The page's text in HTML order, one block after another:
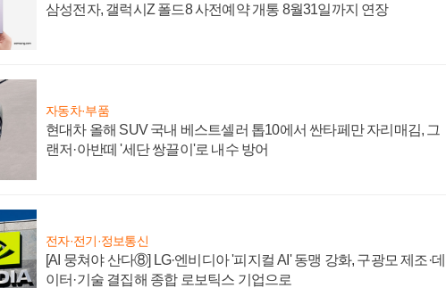
삼성전자, 갤럭시Z 폴드8 사전예약 개통 8월31일까지 연장
자동차·부품
현대차 올해 SUV 국내 베스트셀러 톱10에서 싼타페만 자리매김, 그
랜저·아반떼 '세단 쌍끌이'로 내수 방어
전자·전기·정보통신
[AI 뭉쳐야 산다⑧] LG·엔비디아 '피지컬 AI' 동맹 강화, 구광모 제조·데
이터·기술 결집해 종합 로보틱스 기업으로